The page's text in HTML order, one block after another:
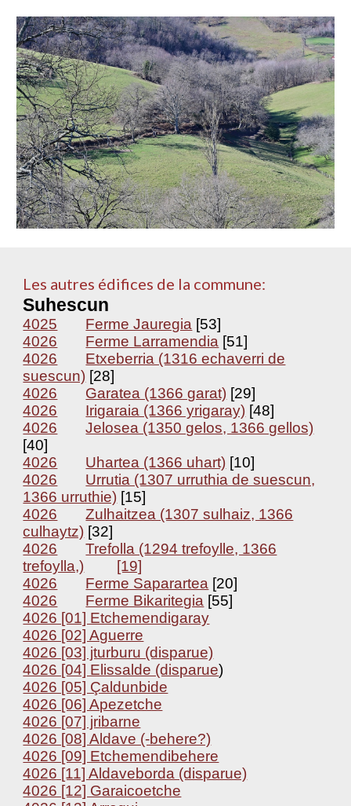
Les autres édifices de la commune:
Suhescun
4025 Ferme Jauregia [53]
4026
Ferme Larramendia [51]
4026
Etxeberria (1316 echaverri de
suescun) [28]
4026
Garatea (1366 garat) [29]
4026
Irigaraia (1366 yrigaray) [48]
4026
Jelosea (1350 gelos, 1366 gellos)
[40]
4026
Uhartea (1366 uhart) [10]
4026
Urrutia (1307 urruthia de suescun,
1366 urruthie) [15]
4026
Zulhaitzea (1307 sulhaiz, 1366
culhaytz) [32]
4026
Trefolla (1294 trefoylle, 1366
trefoylla,)
[19]
4026
Ferme Saparartea [20]
4026
Ferme Bikaritegia [55]
4026 [01] Etchemendigaray
4026 [02] Aguerre
4026 [03] jturburu (disparue)
4026 [04] Elissalde (disparue)
4026 [05] Çaldunbide
4026 [06] Apezetche
4026 [07] jribarne
4026 [08] Aldave (-behere?)
4026 [09] Etchemendibehere
4026 [11] Aldaveborda (disparue)
4026 [12] Garaicoetche